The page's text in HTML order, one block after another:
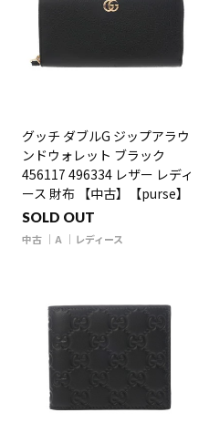
グッチ ダブルG ジップアラウ
ンドウォレット ブラック
456117 496334 レザー レディ
ース 財布 【中古】【purse】
SOLD OUT
中古 A レディース